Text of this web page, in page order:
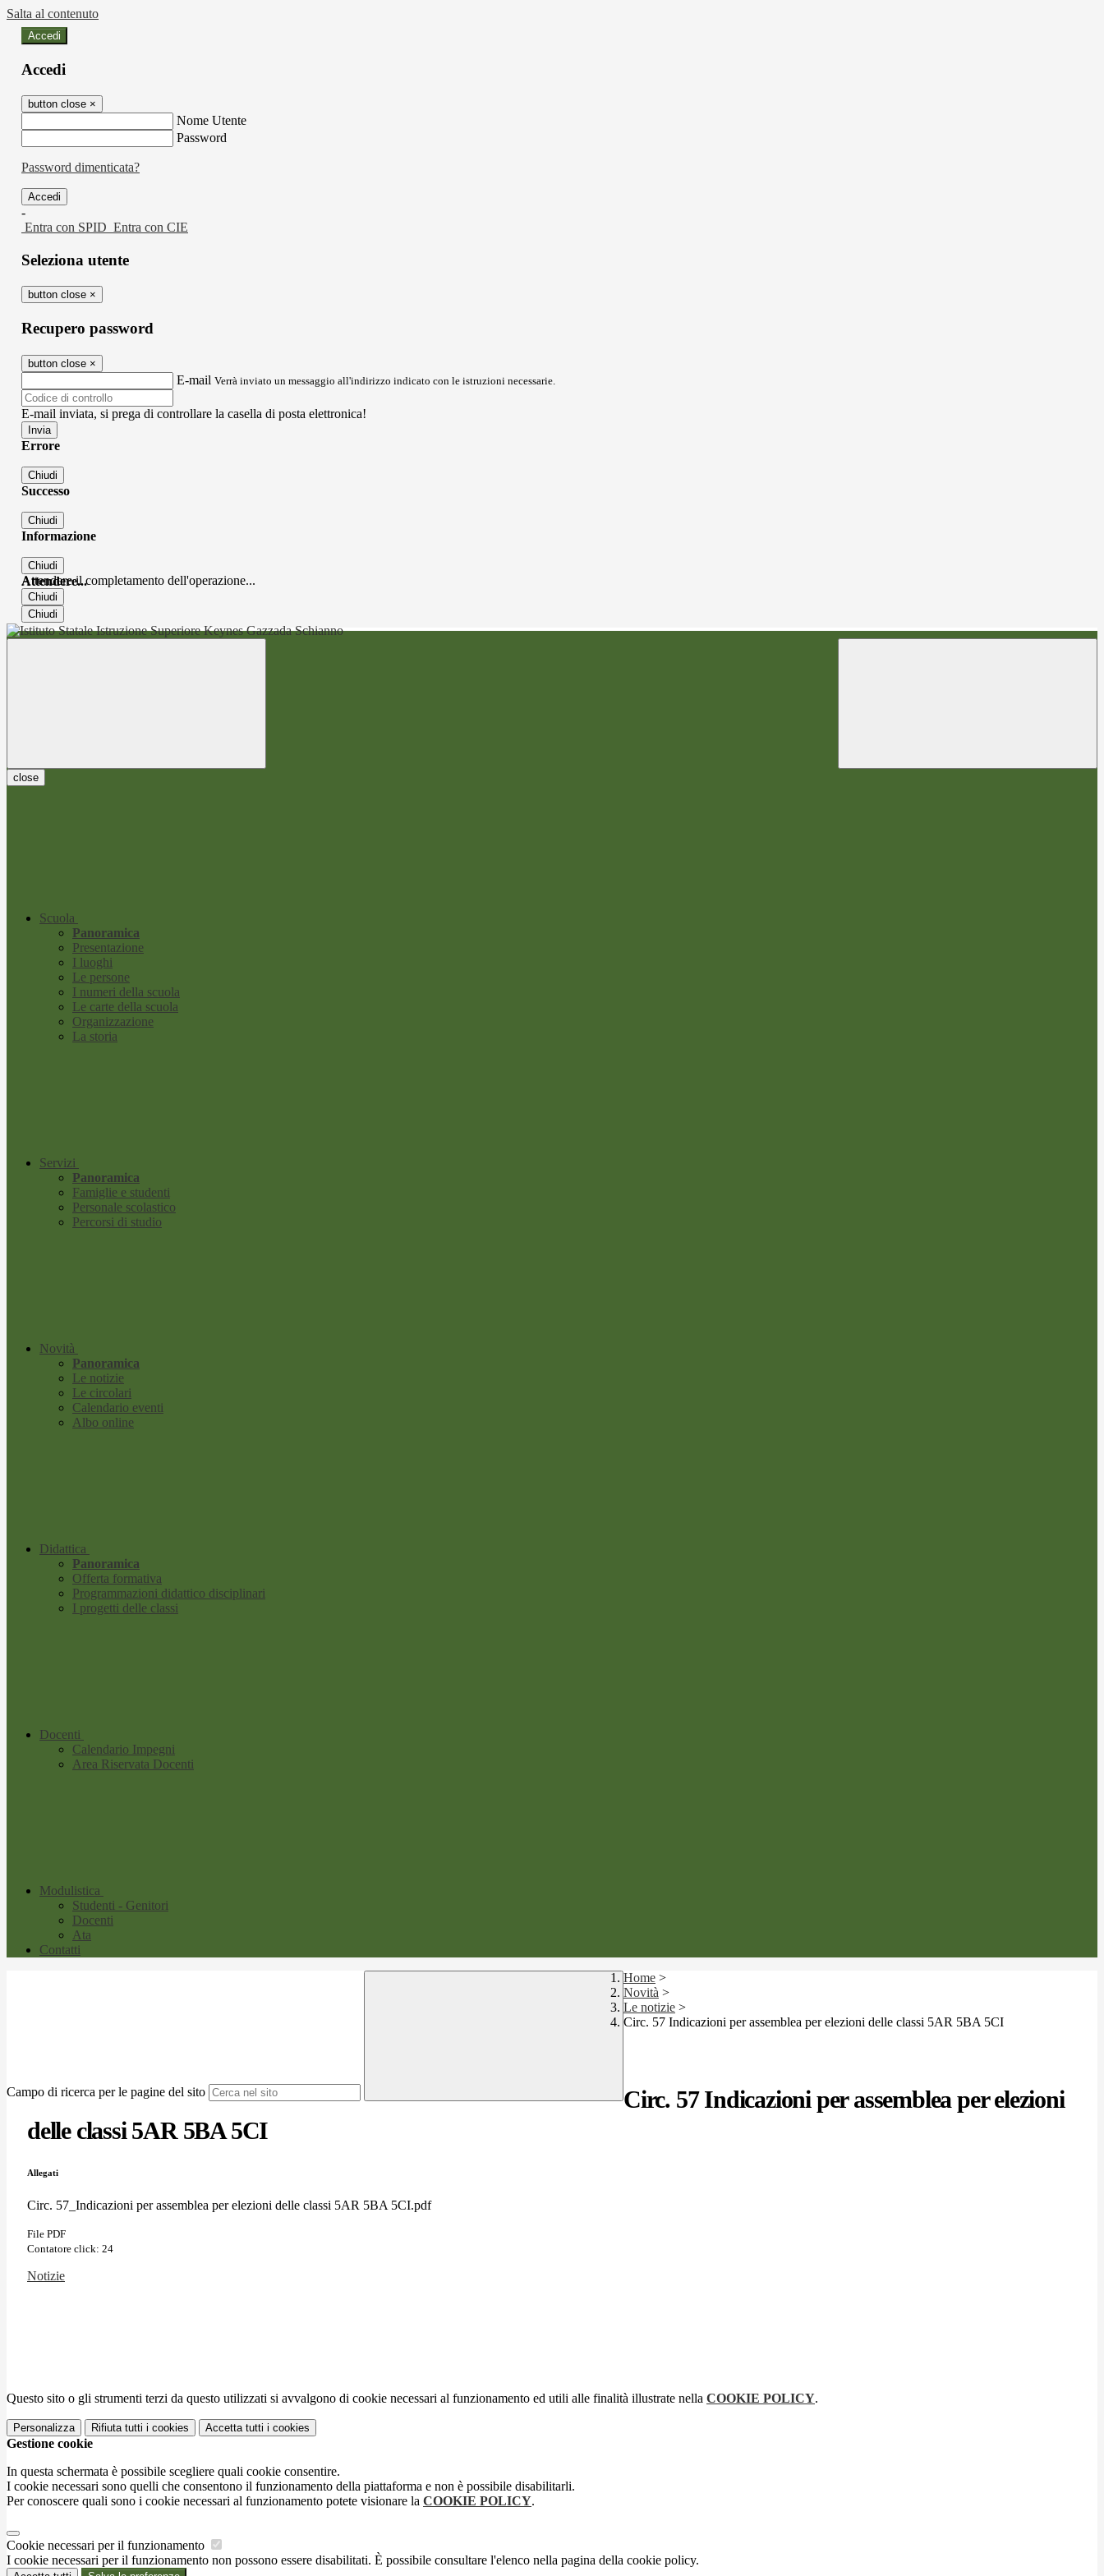
Salta al contenuto
Accedi
Accedi
button close ×
Nome Utente
Password
Password dimenticata?
-
Entra con SPID Entra con CIE
Seleziona utente
button close ×
Recupero password
button close ×
E-mail Verrà inviato un messaggio all'indirizzo indicato con le istruzioni necessarie.
E-mail inviata, si prega di controllare la casella di posta elettronica!
Errore
Chiudi
Successo
Chiudi
Informazione
Chiudi
Attendere...
Attendere il completamento dell'operazione...
Chiudi
Chiudi
close
Scuola
Panoramica
Presentazione
I luoghi
Le persone
I numeri della scuola
Le carte della scuola
Organizzazione
La storia
Servizi
Panoramica
Famiglie e studenti
Personale scolastico
Percorsi di studio
Novità
Panoramica
Le notizie
Le circolari
Calendario eventi
Albo online
Didattica
Panoramica
Offerta formativa
Programmazioni didattico disciplinari
I progetti delle classi
Docenti
Calendario Impegni
Area Riservata Docenti
Modulistica
Studenti - Genitori
Docenti
Ata
Contatti
Campo di ricerca per le pagine del sito
Home >
Novità >
Le notizie >
Circ. 57 Indicazioni per assemblea per elezioni delle classi 5AR 5BA 5CI
Circ. 57 Indicazioni per assemblea per elezioni
delle classi 5AR 5BA 5CI
Allegati
Circ. 57_Indicazioni per assemblea per elezioni delle classi 5AR 5BA 5CI.pdf
File PDF
Contatore click: 24
Notizie
Questo sito o gli strumenti terzi da questo utilizzati si avvalgono di cookie necessari al funzionamento ed utili alle finalità illustrate nella COOKIE POLICY.
Personalizza Rifiuta tutti i cookies Accetta tutti i cookies
Gestione cookie
In questa schermata è possibile scegliere quali cookie consentire.
I cookie necessari sono quelli che consentono il funzionamento della piattaforma e non è possibile disabilitarli.
Per conoscere quali sono i cookie necessari al funzionamento potete visionare la COOKIE POLICY.
Cookie necessari per il funzionamento
I cookie necessari per il funzionamento non possono essere disabilitati. È possibile consultare l'elenco nella pagina della cookie policy.